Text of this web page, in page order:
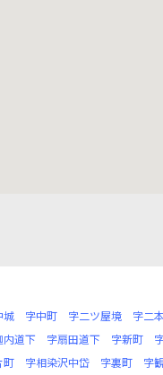
城 字中町 字二ツ屋境 字二
内道下 字扇田道下 字新町
町 字相染沢中岱 字裏町 字